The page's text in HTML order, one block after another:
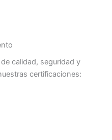
calidad, seguridad y
certificaciones: